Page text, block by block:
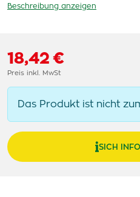
Beschreibung anzeigen
18,42 €
Preis inkl. MwSt
Das Produkt ist nicht
SICH